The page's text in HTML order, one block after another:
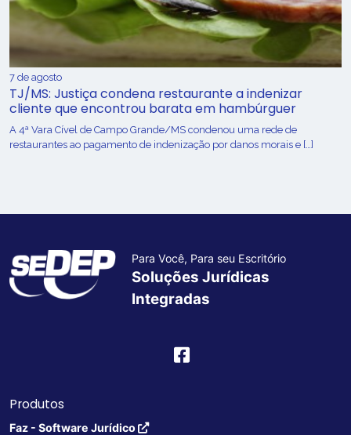
7 de agosto
TJ/MS: Justiça condena restaurante a indenizar
cliente que encontrou barata em hambúrguer
A 4ª Vara Cível de Campo Grande/MS condenou uma rede de
restaurantes ao pagamento de indenização por danos morais e […]
Para Você, Para seu Escritório
Soluções Jurídicas
Integradas
Produtos
Faz - Software Jurídico